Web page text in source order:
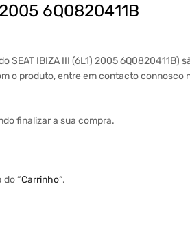
6Q0820411B
IBIZA III (6L1) 2005 6Q0820411B)
o produto, entre em contacto connosco
finalizar a sua compra.
“Carrinho“.